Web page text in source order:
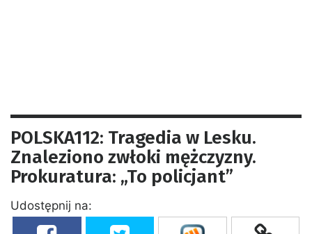
POLSKA112: Tragedia w Lesku.
Znaleziono zwłoki mężczyzny.
Prokuratura: „To policjant”
Udostępnij na: